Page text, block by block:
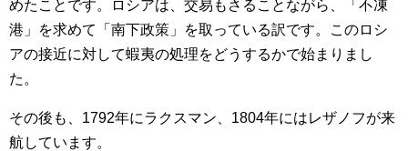
めたことです。ロシアは、交易もさることながら、「不凍
港」を求めて「南下政策」を取っている訳です。このロシ
アの接近に対して蝦夷の処理をどうするかで始まりまし
た。
その後も、1792年にラクスマン、1804年にはレザノフが来
航しています。